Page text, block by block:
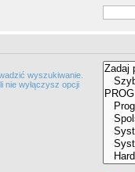
wyszukiwanie.
nie wyłączysz opcji